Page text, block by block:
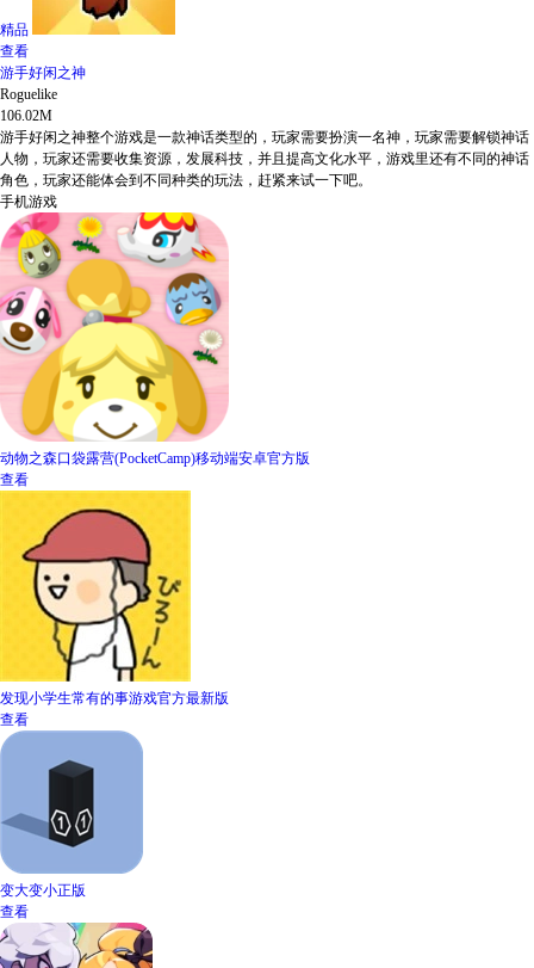
精品
查看
游手好闲之神
Roguelike
106.02M
游手好闲之神整个游戏是一款神话类型的，玩家需要扮演一名神，玩家需要解锁神话
人物，玩家还需要收集资源，发展科技，并且提高文化水平，游戏里还有不同的神话
角色，玩家还能体会到不同种类的玩法，赶紧来试一下吧。
手机游戏
动物之森口袋露营(PocketCamp)移动端安卓官方版
查看
发现小学生常有的事游戏官方最新版
查看
变大变小正版
查看